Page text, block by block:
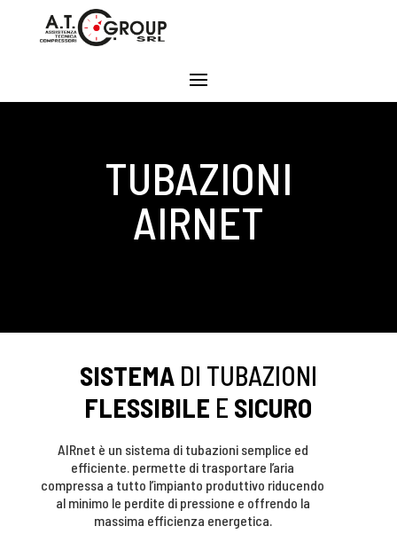
TUBAZIONI
AIRNET
SISTEMADI TUBAZIONI
FLESSIBILE E SICURO
AIRnet è un sistema di tubazioni semplice ed
efficiente. permette di trasportare l’aria
compressa a tutto l’impianto produttivo riducendo
al minimo le perdite di pressione e offrendo la
massima efficienza energetica.